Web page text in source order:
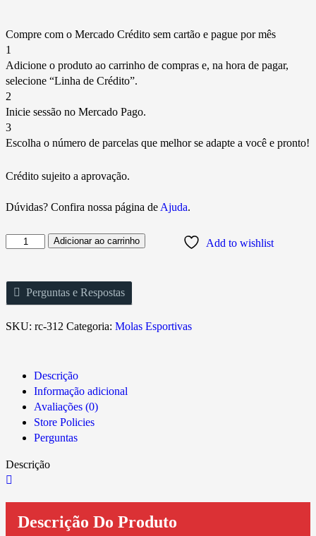
Compre com o Mercado Crédito sem cartão e pague por mês
1
Adicione o produto ao carrinho de compras e, na hora de pagar,
selecione “Linha de Crédito”.
2
Inicie sessão no Mercado Pago.
3
Escolha o número de parcelas que melhor se adapte a você e pronto!
Crédito sujeito a aprovação.
Dúvidas? Confira nossa página de Ajuda.
Adicionar ao carrinho Add to wishlist
Perguntas e Respostas
SKU: rc-312 Categoria: Molas Esportivas
Descrição
Informação adicional
Avaliações (0)
Store Policies
Perguntas
Descrição
Descrição Do Produto